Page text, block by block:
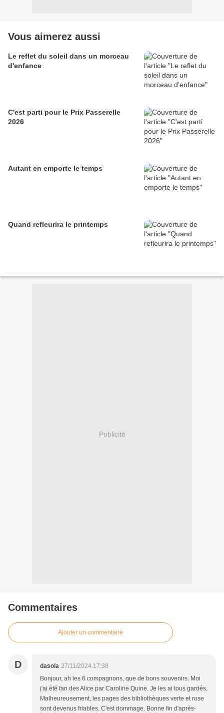
Vous aimerez aussi
Le reflet du soleil dans un morceau
d'enfance
C'est parti pour le Prix Passerelle
2026
Autant en emporte le temps
Quand refleurira le printemps
Publicité
Commentaires
Ajouter un commentaire
D dasola 27/11/2024 17:38
Bonjour, ah les 6 compagnons, que de bons souvenirs. Moi
j'ai été fan des Alice par Caroline Quine. Je les ai tous gardés.
Malheureusement, les pages des bibliothèques verte et rose
sont devenus friables. C'est dommage. Bonne fin d'après-